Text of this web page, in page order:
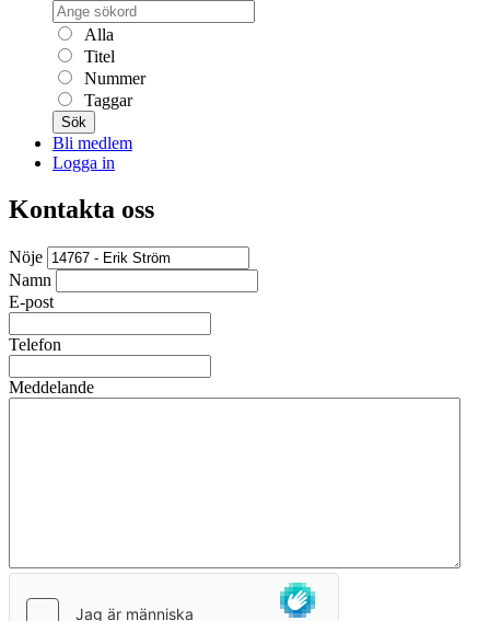
Alla
Titel
Nummer
Taggar
Sök
Bli medlem
Logga in
Kontakta oss
Nöje
Namn
E-post
Telefon
Meddelande